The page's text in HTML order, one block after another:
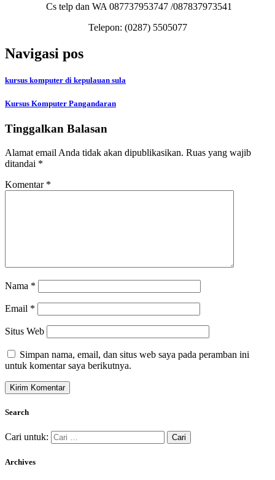
Cs telp dan WA 087737953747 /087837973541
Telepon: (0287) 5505077
Navigasi pos
kursus komputer di kepulauan sula
Kursus Komputer Pangandaran
Tinggalkan Balasan
Alamat email Anda tidak akan dipublikasikan. Ruas yang wajib
ditandai *
Komentar *
Nama *
Email *
Situs Web
Simpan nama, email, dan situs web saya pada peramban ini
untuk komentar saya berikutnya.
Search
Cari untuk:
Archives